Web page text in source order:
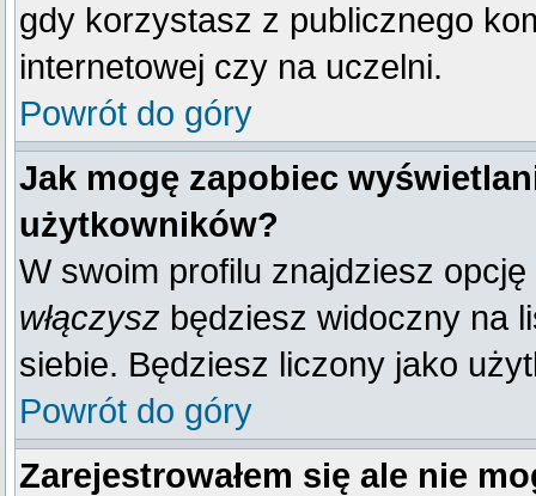
gdy korzystasz z publicznego
internetowej czy na uczelni.
Powrót do góry
Jak mogę zapobiec
użytkowników?
W swoim profilu znajdziesz opcję
włączysz będziesz widoczny na
siebie. Będziesz liczony jako
Powrót do góry
Zarejestrowałem się ale nie